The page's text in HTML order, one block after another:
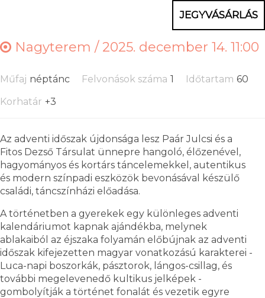
JEGYVÁSÁRLÁS
Nagyterem /2025. december 14. 11:00
Műfaj néptánc Felvonások száma 1 Időtartam 60
Korhatár +3
Az adventi időszak újdonsága lesz Paár Julcsi és a
Fitos Dezső Társulat ünnepre hangoló, élőzenével,
hagyományos és kortárs táncelemekkel, autentikus
és modern színpadi eszközök bevonásával készülő
családi, táncszínházi előadása.
A történetben a gyerekek egy különleges adventi
kalendáriumot kapnak ajándékba, melynek
ablakaiból az éjszaka folyamán előbújnak az adventi
időszak kifejezetten magyar vonatkozású karakterei -
Luca-napi boszorkák, pásztorok, lángos-csillag, és
további megelevenedő kultikus jelképek -
gombolyítják a történet fonalát és vezetik egyre